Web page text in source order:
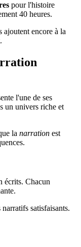
pour l'histoire
40 heures.
ajoutent encore à la
l'une de ses
un univers riche et
la narration est
écrits. Chacun
satisfaisants.